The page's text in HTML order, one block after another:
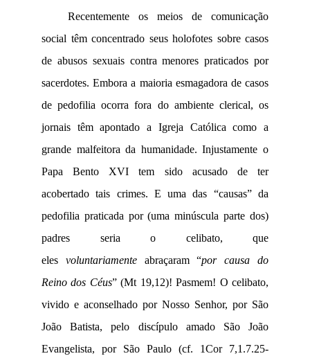
Recentemente os meios de comunicação
social têm concentrado seus holofotes sobre casos
de abusos sexuais contra menores praticados por
sacerdotes. Embora a maioria esmagadora de casos
de pedofilia ocorra fora do ambiente clerical, os
jornais têm apontado a Igreja Católica como a
grande malfeitora da humanidade. Injustamente o
Papa Bento XVI tem sido acusado de ter
acobertado tais crimes. E uma das “causas” da
pedofilia praticada por (uma minúscula parte dos)
padres seria o celibato, que
eles voluntariamenteabraçaram “por causa do
Reino dos Céus” (Mt 19,12)! Pasmem! O celibato,
vivido e aconselhado por Nosso Senhor, por São
João Batista, pelo discípulo amado São João
Evangelista, por São Paulo (cf. 1Cor 7,1.7.25-